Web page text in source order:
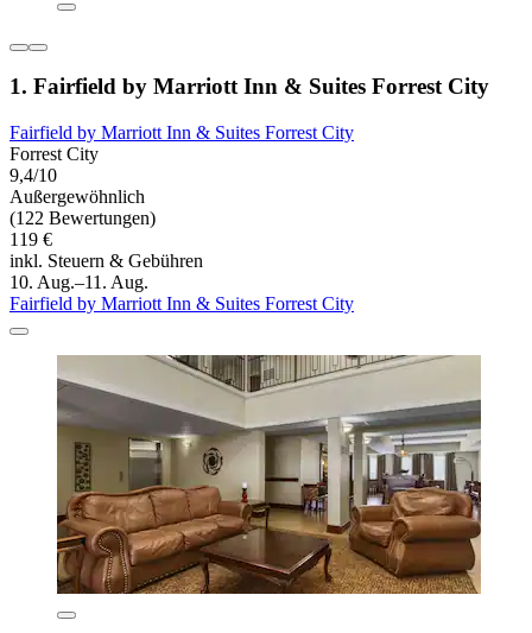
1. Fairfield by Marriott Inn & Suites Forrest City
Fairfield by Marriott Inn & Suites Forrest City
Forrest City
9,4/10
Außergewöhnlich
(122 Bewertungen)
119 €
inkl. Steuern & Gebühren
10. Aug.–11. Aug.
Fairfield by Marriott Inn & Suites Forrest City